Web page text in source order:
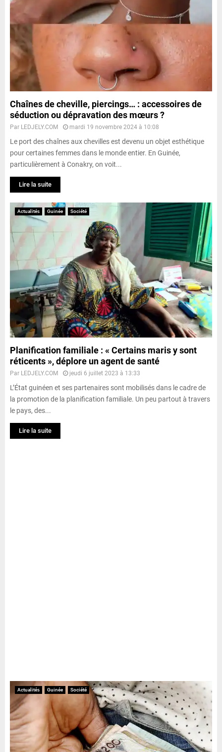
Chaînes de cheville, piercings… : accessoires de
séduction ou dépravation des mœurs ?
Par LEDJELY.COM mardi 19 novembre 2024 à 10:08
Le port des chaînes aux chevilles est devenu un objet esthétique
pour certaines femmes dans le monde entier. En Guinée,
particulièrement à Conakry, on voit...
Lire la suite
Actualités Guinée Société
Planification familiale : « Certains maris y sont
réticents », déplore un agent de santé
Par LEDJELY.COM jeudi 6 juillet 2023 à 13:33
L’État guinéen et ses partenaires sont mobilisés dans le cadre de
la promotion de la planification familiale. Un peu partout à travers
le pays, des...
Lire la suite
Actualités Guinée Société